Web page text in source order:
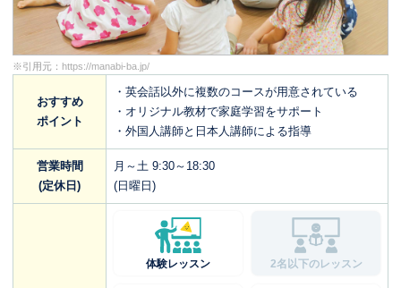
※引用元： https://manabi-ba.jp/
おすすめ
ポイント
・英会話以外に複数のコースが用意されている
・オリジナル教材で家庭学習をサポート
・外国人講師と日本人講師による指導
営業時間
(定休日)
月～土 9:30～18:30
(日曜日)
体験レッスン 2名以下のレッスン